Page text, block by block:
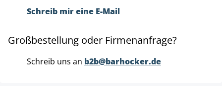
Schreib mir eine E-Mail
Großbestellung oder Firmenanfrage?
Schreib uns an b2b@barhocker.de